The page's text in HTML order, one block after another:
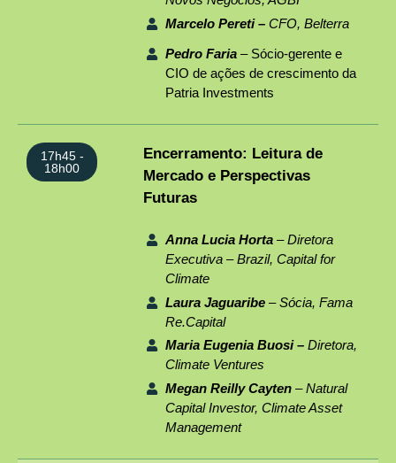
Marcelo Pereti – CFO, Belterra
Pedro Faria– Sócio-gerente e
CIO de ações de crescimento da
Patria Investments
17h45 -
18h00
Encerramento: Leitura de
Mercado e Perspectivas
Futuras
Anna Lucia Horta –Diretora
Executiva – Brazil, Capital for
Climate
Laura Jaguaribe –Sócia, Fama
Re.Capital
Maria Eugenia Buosi – Diretora,
Climate Ventures
Megan Reilly Cayten –Natural
Capital Investor, Climate Asset
Management